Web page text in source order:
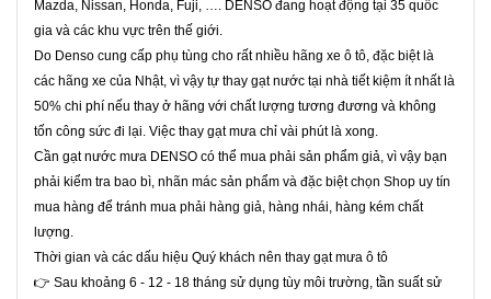
Mazda, Nissan, Honda, Fuji, …. DENSO đang hoạt động tại 35 quốc
gia và các khu vực trên thế giới.
Do Denso cung cấp phụ tùng cho rất nhiều hãng xe ô tô, đặc biệt là
các hãng xe của Nhật, vì vậy tự thay gạt nước tại nhà tiết kiệm ít nhất là
50% chi phí nếu thay ở hãng với chất lượng tương đương và không
tốn công sức đi lại. Việc thay gạt mưa chỉ vài phút là xong.
Cần gạt nước mưa DENSO có thể mua phải sản phẩm giả, vì vậy bạn
phải kiểm tra bao bì, nhãn mác sản phẩm và đặc biệt chọn Shop uy tín
mua hàng để tránh mua phải hàng giả, hàng nhái, hàng kém chất
lượng.
Thời gian và các dấu hiệu Quý khách nên thay gạt mưa ô tô
👉 Sau khoảng 6 - 12 - 18 tháng sử dụng tùy môi trường, tần suất sử